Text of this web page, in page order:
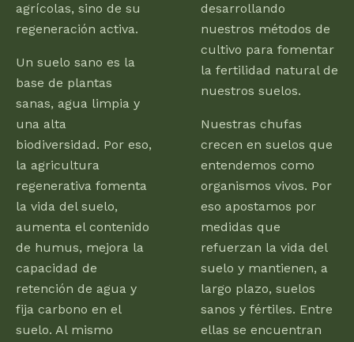
agrícolas, sino de su
regeneración activa.
Un suelo sano es la
base de plantas
sanas, agua limpia y
una alta
biodiversidad. Por eso,
la agricultura
regenerativa fomenta
la vida del suelo,
aumenta el contenido
de humus, mejora la
capacidad de
retención de agua y
fija carbono en el
suelo. Al mismo
desarrollando
nuestros métodos de
cultivo para fomentar
la fertilidad natural de
nuestros suelos.
Nuestras chufas
crecen en suelos que
entendemos como
organismos vivos. Por
eso apostamos por
medidas que
refuerzan la vida del
suelo y mantienen, a
largo plazo, suelos
sanos y fértiles. Entre
ellas se encuentran